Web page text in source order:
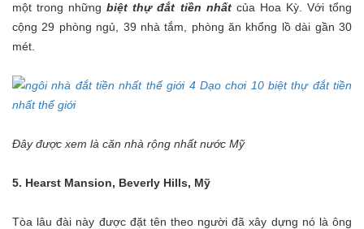
một trong nhữngbiệt thự đắt tiền nhấtcủa Hoa Kỳ. Với tổng
cộng 29 phòng ngủ, 39 nhà tắm, phòng ăn khổng lồ dài gần 30
mét.
Đây được xem là căn nhà rộng nhất nước Mỹ
5. Hearst Mansion, Beverly Hills, Mỹ
Tòa lâu đài này được đặt tên theo người đã xây dựng nó là ông